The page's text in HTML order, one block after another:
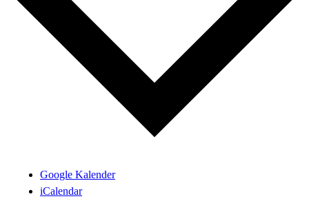
Google Kalender
iCalendar